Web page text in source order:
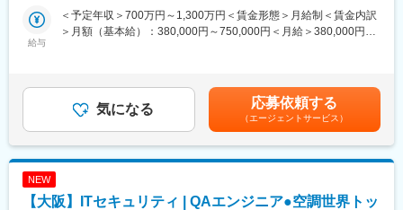
す。
これらを解決し、脆弱性対応の迅速化と判断プロセスの高度化を
実現することを期待しています。
・開発部門や企画部門に対し、リスクの大きさに基づいた修正の
要否・優先順位を提示し、合意形成を図るプロセスの主導
・場当たり的な対応ではなく、製品のライフサイクル全体を見据
て、脆弱性対応およびセキュリティ法規対応の推進リーダーをお
給与
＜予定年収＞700万円～1,300万円＜賃金形態＞月給制＜賃金内訳
＞月額（基本給）：380,000円～750,000円＜月給＞380,000円～
下する可能性があります。月給(月額)は固定手当を含めた表記で
す。
気になる 応募依頼する
（エージェントサービス）
NEW
【大阪】ITセキュリティ | QAエンジニア●空調世界トッ